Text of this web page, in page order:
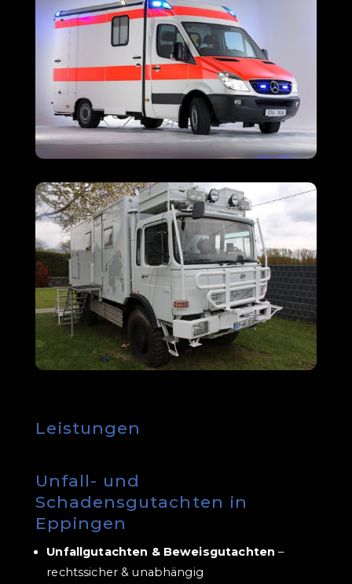
Leistungen
Unfall- und
Schadensgutachten in
Eppingen
Unfallgutachten & Beweisgutachten –
rechtssicher & unabhängig